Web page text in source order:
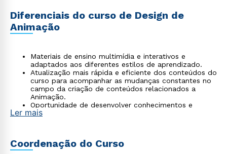
Diferenciais do curso de Design de
Animação
Materiais de ensino multimídia e interativos e
adaptados aos diferentes estilos de aprendizado.
Atualização mais rápida e eficiente dos conteúdos do
curso para acompanhar as mudanças constantes no
campo da criação de conteúdos relacionados a
Animação.
Oportunidade de desenvolver conhecimentos e
habilidades relacionadas à criação de ilustrações e
renderização, efeitos especiais, construção de
Ler mais
Coordenação do Curso